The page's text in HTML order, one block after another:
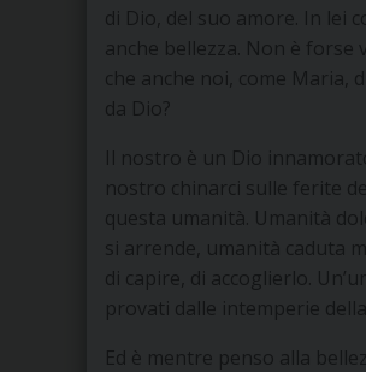
di Dio, del suo amore. In lei
anche bellezza. Non è forse
che anche noi, come Maria,
da Dio?
Il nostro è un Dio
nostro chinarci sulle ferite
questa umanità. Umanità
si arrende, umanità caduta
di capire, di accoglierlo.
provati dalle intemperie
Ed è mentre penso alla